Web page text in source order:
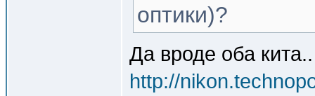
оптики)?
Да вроде оба кита..
http://